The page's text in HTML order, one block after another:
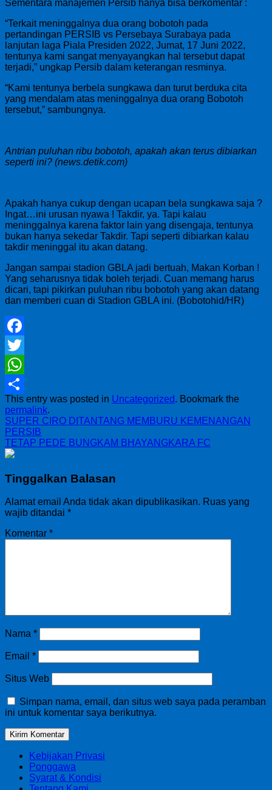
Sementara manajemen Persib hanya bisa berkomentar :
“Terkait meninggalnya dua orang bobotoh pada
pertandingan PERSIB vs Persebaya Surabaya pada
lanjutan laga Piala Presiden 2022, Jumat, 17 Juni 2022,
tentunya kami sangat menyayangkan hal tersebut dapat
terjadi,” ungkap Persib dalam keterangan resminya.
“Kami tentunya berbela sungkawa dan turut berduka cita
yang mendalam atas meninggalnya dua orang Bobotoh
tersebut,” sambungnya.
Antrian puluhan ribu bobotoh, apakah akan terus dibiarkan
seperti ini? (news.detik.com)
Apakah hanya cukup dengan ucapan bela sungkawa saja ?
Ingat…ini urusan nyawa ! Takdir, ya. Tapi kalau
meninggalnya karena faktor lain yang disengaja, tentunya
bukan hanya sekedar Takdir. Tapi seperti dibiarkan kalau
takdir meninggal itu akan datang.
Jangan sampai stadion GBLA jadi bertuah, Makan Korban !
Yang seharusnya tidak boleh terjadi. Cuan memang harus
dicari, tapi pikirkan puluhan ribu bobotoh yang akan datang
dan memberi cuan di Stadion GBLA ini. (Bobotohid/HR)
Facebook
Twitter
WhatsApp
Share
This entry was posted in Uncategorized. Bookmark the
permalink.
SUPER CIRO DITANTANG MEMBURU KEMENANGAN
PERSIB
TETAP PEDE BUNGKAM BHAYANGKARA FC
Tinggalkan Balasan
Alamat email Anda tidak akan dipublikasikan. Ruas yang
wajib ditandai *
Komentar *
Nama *
Email *
Situs Web
Simpan nama, email, dan situs web saya pada peramban
ini untuk komentar saya berikutnya.
Kebijakan Privasi
Ponggawa
Syarat & Kondisi